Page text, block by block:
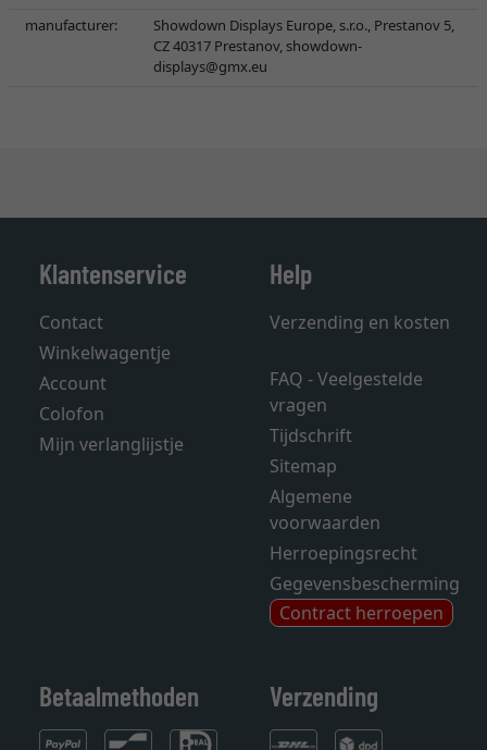
manufacturer:
Showdown Displays Europe, s.r.o., Prestanov 5,
CZ 40317 Prestanov,showdown-
displays@gmx.eu
Klantenservice
Contact
Winkelwagentje
Account
Colofon
Mijn verlanglijstje
Help
Verzending en kosten
FAQ - Veelgestelde
vragen
Tijdschrift
Sitemap
Algemene
voorwaarden
Herroepingsrecht
Gegevensbescherming
Contract herroepen
Betaalmethoden Verzending